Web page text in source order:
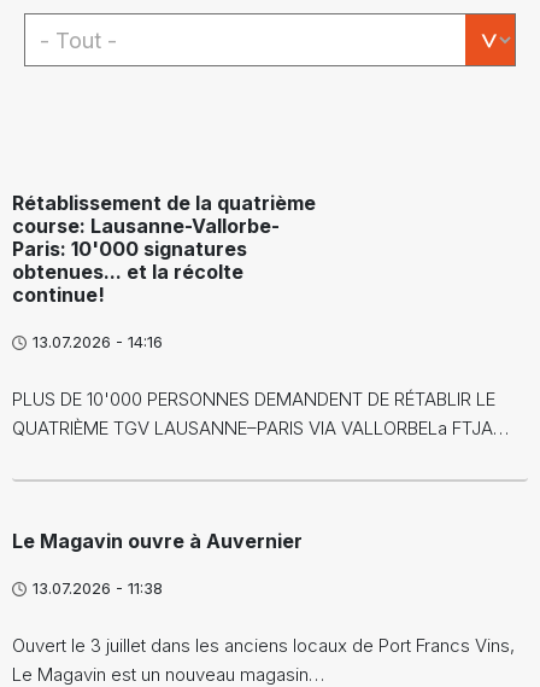
Rétablissement de la quatrième
course: Lausanne-Vallorbe-
Paris: 10'000 signatures
obtenues... et la récolte
continue!
13.07.2026 - 14:16
PLUS DE 10'000 PERSONNES DEMANDENT DE RÉTABLIR LE
QUATRIÈME TGV LAUSANNE–PARIS VIA VALLORBELa FTJA…
Le Magavin ouvre à Auvernier
13.07.2026 - 11:38
Ouvert le 3 juillet dans les anciens locaux de Port Francs Vins,
Le Magavin est un nouveau magasin…